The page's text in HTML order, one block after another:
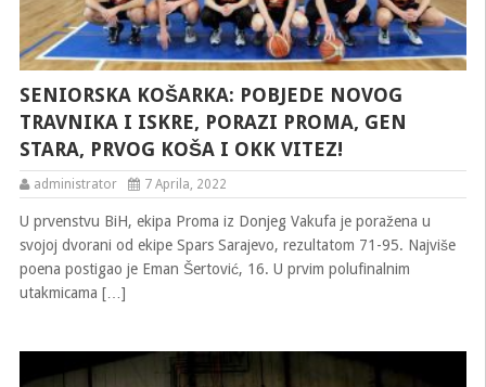
SENIORSKA KOŠARKA: POBJEDE NOVOG
TRAVNIKA I ISKRE, PORAZI PROMA, GEN
STARA, PRVOG KOŠA I OKK VITEZ!
administrator 7 Aprila, 2022
U prvenstvu BiH, ekipa Proma iz Donjeg Vakufa je poražena u
svojoj dvorani od ekipe Spars Sarajevo, rezultatom 71-95. Najviše
poena postigao je Eman Šertović, 16. U prvim polufinalnim
utakmicama […]